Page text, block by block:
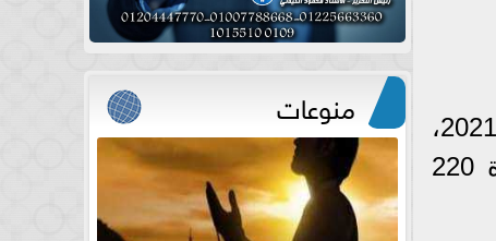
كشفت المصادر بانه خلال أيام سيتم إعلان تنسيق التمريض العادي بعد الإعدادية 2021،
وأن المؤشرات الأولية في مدارس محافظة القاهرة 250 درجة أما في الجيزة 220
منوعات